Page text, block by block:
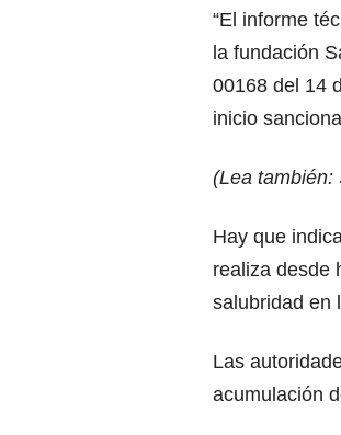
“El informe
la fundación
00168 del 14
inicio
(Lea también:
Hay que
realiza desde
salubridad en
Las
acumulación